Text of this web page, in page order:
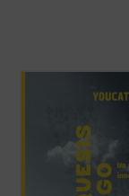
es el manual para
profunda en la gente joven. Una
introducción general a la
moderna, pero ...(ver ficha)